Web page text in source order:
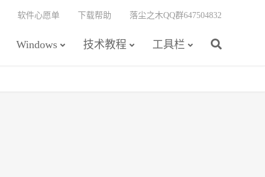
Windows 技术教程 工具栏
软件心愿单 下载帮助 落尘之木QQ群647504832